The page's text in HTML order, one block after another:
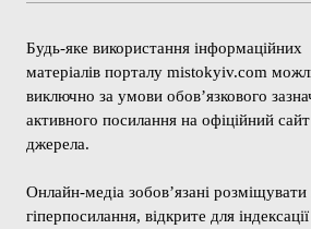
Будь-яке використання інформаційних
матеріалів порталу mistokyiv.com
виключно за умови обов’язкового
активного посилання на офіційний сайт
джерела.
Онлайн-медіа зобов’язані
гіперпосилання, відкрите для індексації